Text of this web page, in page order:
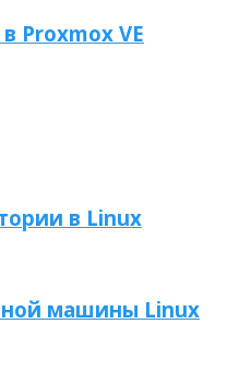
Proxmox VE
в Linux
машины Linux